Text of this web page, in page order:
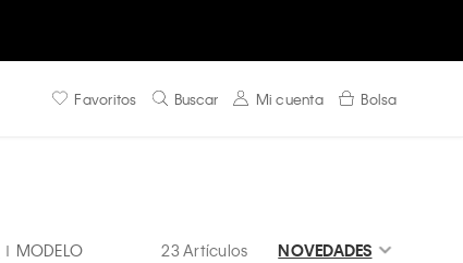
Favoritos Buscar Mi cuenta Bolsa
NOVEDADES
MODELO 23 Artículos